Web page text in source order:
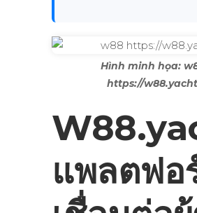
Hình minh họa:
https://
แพลตฟอ